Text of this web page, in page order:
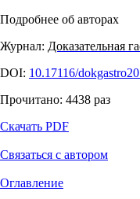
Подробнее об авторах
Журнал: Доказательная
DOI: 10.17116/
Прочитано: 4438 раз
Скачать PDF
Связаться с автором
Оглавление